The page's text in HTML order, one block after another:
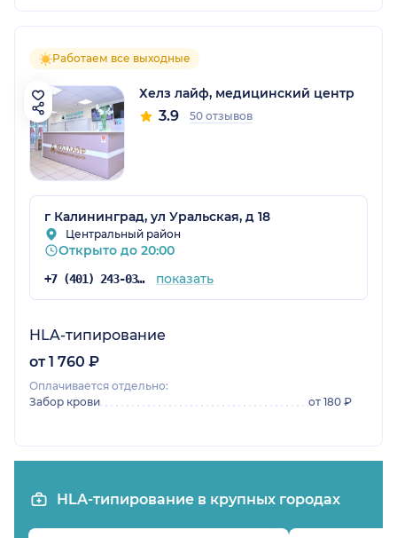
Работаем все выходные
Хелз лайф, медицинский центр
3.9 50 отзывов
г Калининград, ул Уральская, д 18
Центральный район
Открыто до 20:00
+7 (401) 243-03-34 показать
HLA-типирование
от 1 760 ₽
Оплачивается отдельно:
Забор крови
от 180 ₽
HLA-типирование в крупных городах